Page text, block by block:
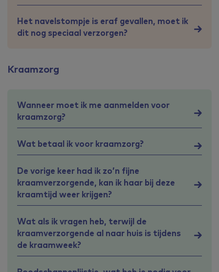
Het navelstompje is eraf gevallen, moet ik
dit nog speciaal verzorgen?
Kraamzorg
Wanneer moet ik me aanmelden voor
kraamzorg?
Wat betaal ik voor kraamzorg?
De vorige keer had ik zo’n fijne
kraamverzorgende, kan ik haar bij deze
kraamtijd weer krijgen?
Wat als ik vragen heb, terwijl de
kraamverzorgende al naar huis is tijdens
de kraamweek?